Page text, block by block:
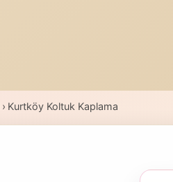
› Kurtköy Koltuk Kaplama